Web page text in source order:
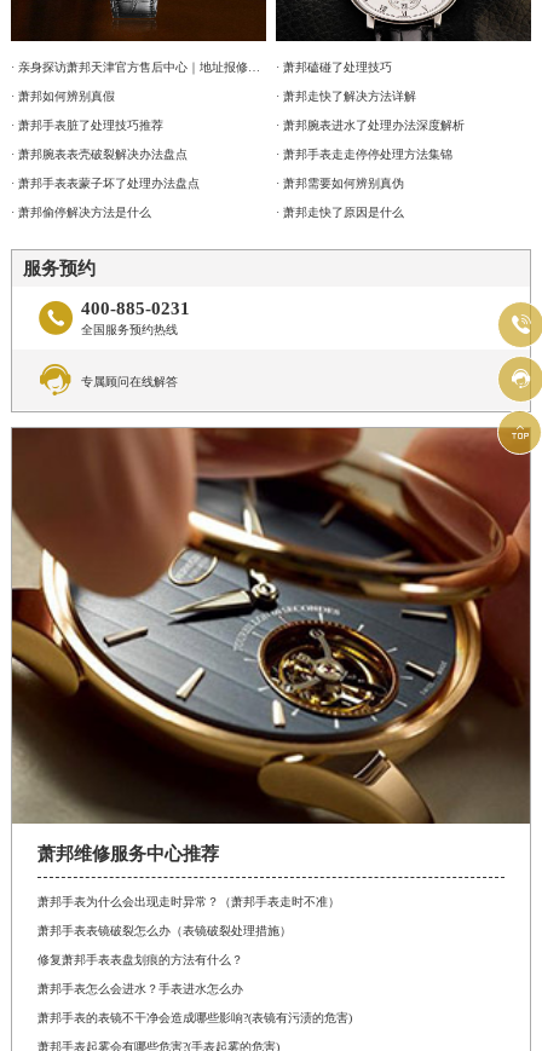
· 亲身探访萧邦天津官方售后中心｜地址报修全流程真实经历（2026年6月最新）
· 萧邦如何辨别真假
· 萧邦手表脏了处理技巧推荐
· 萧邦腕表表壳破裂解决办法盘点
· 萧邦手表表蒙子坏了处理办法盘点
· 萧邦偷停解决方法是什么
· 萧邦磕碰了处理技巧
· 萧邦走快了解决方法详解
· 萧邦腕表进水了处理办法深度解析
· 萧邦手表走走停停处理方法集锦
· 萧邦需要如何辨别真伪
· 萧邦走快了原因是什么
服务预约
 400-885-0231
全国服务预约热线
 专属顾问在线解答
萧邦维修服务中心推荐
萧邦手表为什么会出现走时异常？（萧邦手表走时不准）
萧邦手表表镜破裂怎么办（表镜破裂处理措施）
修复萧邦手表表盘划痕的方法有什么？
萧邦手表怎么会进水？手表进水怎么办
萧邦手表的表镜不干净会造成哪些影响?(表镜有污渍的危害)
萧邦手表起雾会有哪些危害?(手表起雾的危害)


